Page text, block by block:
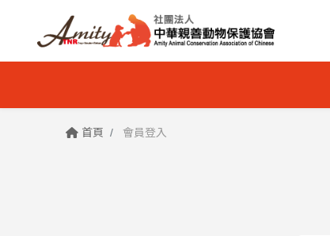
首頁 會員登入